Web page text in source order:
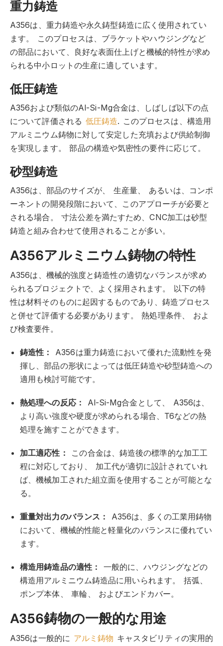
重力鋳造
A356は、重力鋳造や永久鋳型鋳造に広く使用されてい
ます。
このプロセスは、ブラケットやハウジングなど
の部品において、良好な表面仕上げと機械的特性が求め
られる中小ロットの生産に適しています。
低圧鋳造
A356および類似のAl-Si-Mg合金は、しばしば以下の点
について評価される 低圧鋳造. このプロセスは、構造用
アルミニウム鋳物に対して安定した充填および供給制御
を実現します。
部品の構造や気密性の要件に応じて。
砂型鋳造
A356は、部品のサイズが、 生産量、
あるいは、コンポ
ーネントの開発段階において、このアプローチが必要と
される場合。
寸法公差を満たすため、CNC加工は砂型
鋳造と組み合わせて使用されることが多い。
A356アルミニウム鋳物の特性
A356は、機械的強度と鋳造性の適切なバランスが求め
られるプロジェクトで、よく採用されます。
以下の特
性は材料そのものに起因するものであり、鋳造プロセス
と併せて評価する必要があります。
熱処理条件、
およ
び検査要件。
鋳造性：
A356は重力鋳造において優れた流動性を発
揮し、部品の形状によっては低圧鋳造や砂型鋳造への
適用も検討可能です。
熱処理への反応： Al-Si-Mg合金として、
A356は、
より高い強度や硬度が求められる場合、T6などの熱
処理を施すことができます。
加工適応性：
この合金は、鋳造後の標準的な加工工
程に対応しており、
加工代が適切に設計されていれ
ば、機械加工された組立面を使用することが可能とな
る。
重量対出力のバランス：
A356は、多くの工業用鋳物
において、機械的性能と軽量化のバランスに優れてい
ます。
構造用鋳造品の適性：
一般的に、ハウジングなどの
構造用アルミニウム鋳造品に用いられます。
括弧、
ポンプ本体、
車輪、 およびエンドカバー。
A356鋳物の一般的な用途
A356は一般的に アルミ鋳物 キャスタビリティの実用的